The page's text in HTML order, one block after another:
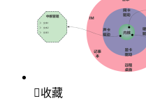
收藏